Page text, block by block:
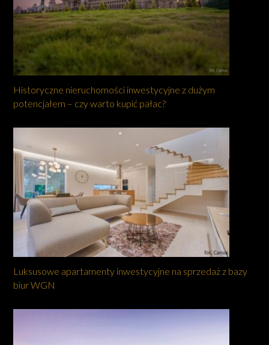
Historyczne nieruchomości inwestycyjne z dużym
potencjałem – czy warto kupić pałac?
Luksusowe apartamenty inwestycyjne na sprzedaż z bazy
biur WGN